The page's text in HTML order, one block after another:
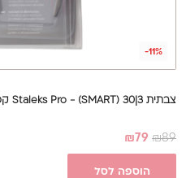
-11%
צבתית 3|30 Staleks Pro - (SMART) קפיץ
₪89
₪79
הוספה לסל